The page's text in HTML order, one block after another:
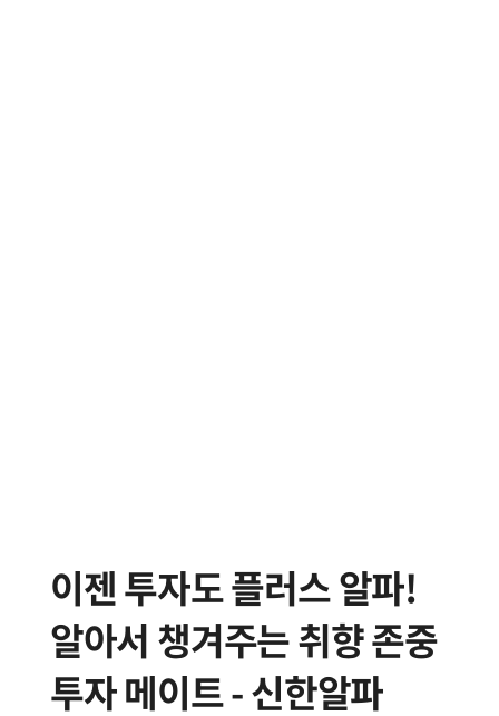
이젠 투자도 플러스 알파!
알아서 챙겨주는 취향 존중
투자 메이트 - 신한알파